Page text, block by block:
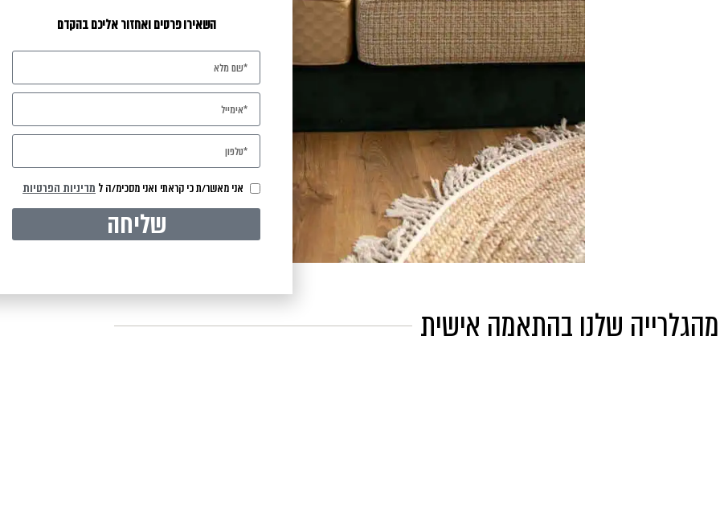
שלנו בהתאמה אישית
השאירו פרטים ואחזור אליכם בהקדם
אני מאשר/ת כי קראתי ואני מסכימ/ה ל מדיניות הפרטיות
שליחה